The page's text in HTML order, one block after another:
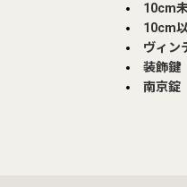
10cm
10cm
ヴィン
装飾鍵
南京錠